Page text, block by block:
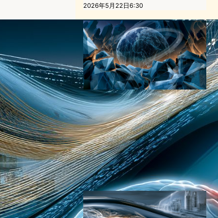
2026年5月22日6:30
Claude Mythos
Preview×IMF警告:AIサイバ
ー攻撃が金融システムを揺ら
す日
AI（人工知能）ニュース｜
サイバーセキュリティニュース
テクノロジーと経済ニュース
Mythos
2026年5月9日9:00